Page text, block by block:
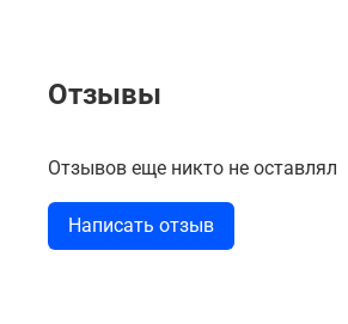
Отзывы
Отзывов еще никто не оставлял
Написать отзыв